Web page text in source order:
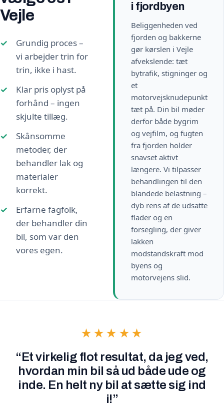
Vejle
Grundig proces –
vi arbejder trin for
trin, ikke i hast.
Klar pris oplyst på
forhånd – ingen
skjulte tillæg.
Skånsomme
metoder, der
behandler lak og
materialer
korrekt.
Erfarne fagfolk,
der behandler din
bil, som var den
vores egen.
i fjordbyen
Beliggenheden ved
fjorden og bakkerne
gør kørslen i Vejle
afvekslende: tæt
bytrafik, stigninger og
et
motorvejsknudepunkt
tæt på. Din bil møder
derfor både bygrim
og vejfilm, og fugten
fra fjorden holder
snavset aktivt
længere. Vi tilpasser
behandlingen til den
blandede belastning –
dyb rens af de udsatte
flader og en
forsegling, der giver
lakken
modstandskraft mod
byens og
motorvejens slid.
★★★★★
“Et virkelig flot resultat, da jeg ved,
hvordan min bil så ud både ude og
inde. En helt ny bil at sætte sig ind
i!”